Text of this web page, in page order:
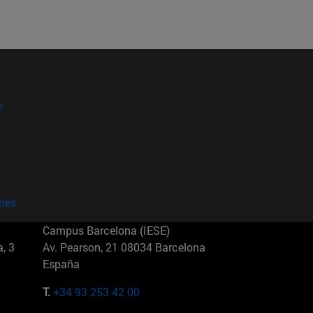
3
Campus Barcelona (IESE)
Av. Pearson, 21 08034 Barcelona
España
T.+34 93 253 42 00